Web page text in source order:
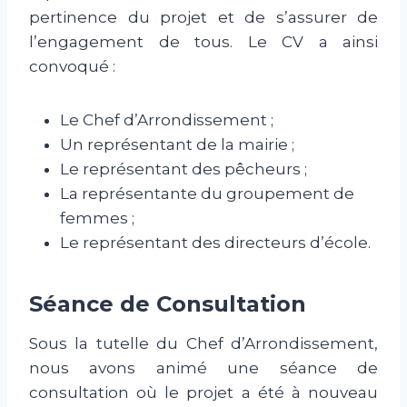
pertinence du projet et de s’assurer de
l’engagement de tous. Le CV a ainsi
convoqué :
Le Chef d’Arrondissement ;
Un représentant de la mairie ;
Le représentant des pêcheurs ;
La représentante du groupement de
femmes ;
Le représentant des directeurs d’école.
Séance de Consultation
Sous la tutelle du Chef d’Arrondissement,
nous avons animé une séance de
consultation où le projet a été à nouveau